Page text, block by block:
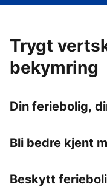
Trygt
bekymring
Din feriebolig,
Bli bedre kjent
Beskytt